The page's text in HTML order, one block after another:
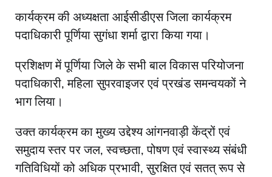
कार्यक्रम की अध्यक्षता आईसीडीएस जिला कार्यक्रम
पदाधिकारी पूर्णिया सुगंधा शर्मा द्वारा किया गया।
प्रशिक्षण में पूर्णिया जिले के सभी बाल विकास परियोजना
पदाधिकारी, महिला सुपरवाइजर एवं प्रखंड समन्वयकों ने
भाग लिया।
उक्त कार्यक्रम का मुख्य उद्देश्य आंगनवाड़ी केंद्रों एवं
समुदाय स्तर पर जल, स्वच्छता, पोषण एवं स्वास्थ्य संबंधी
गतिविधियों को अधिक प्रभावी, सुरक्षित एवं सतत् रूप से